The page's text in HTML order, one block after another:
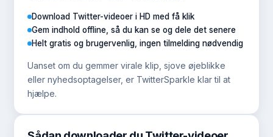
Download Twitter-videoer i HD med få klik
Gem indhold offline, så du kan se og dele det senere
Helt gratis og brugervenlig, ingen tilmelding nødvendig
Uanset om du gemmer virale klip, sjove øjeblikke
eller nyhedsoptagelser, er TwitterSparkle klar til at
hjælpe.